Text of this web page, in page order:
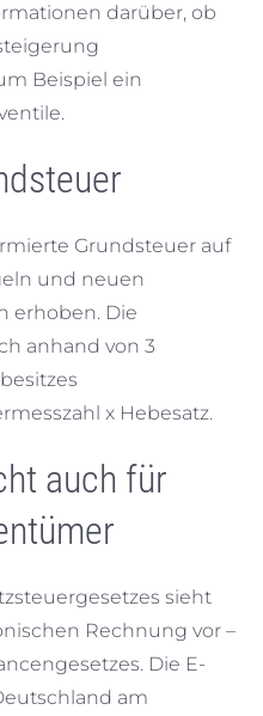
darüber, ob
Beispiel ein
Grundsteuer auf
und neuen
erhoben. Die
anhand von 3
x Hebesatz.
auch für
sieht
Rechnung vor –
Die E-
am